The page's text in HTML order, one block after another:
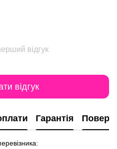
відгук
відгук
Гарантія